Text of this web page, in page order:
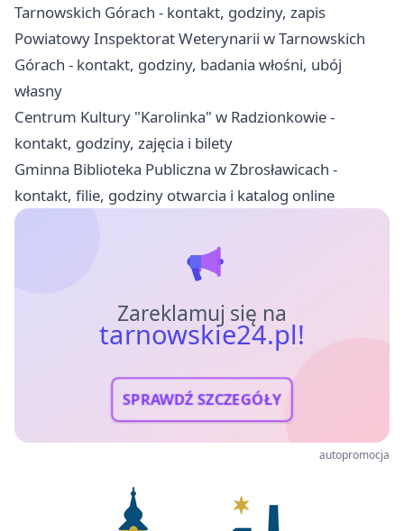
Tarnowskich Górach - kontakt, godziny, zapis
Powiatowy Inspektorat Weterynarii w Tarnowskich
Górach - kontakt, godziny, badania włośni, ubój
własny
Centrum Kultury "Karolinka" w Radzionkowie -
kontakt, godziny, zajęcia i bilety
Gminna Biblioteka Publiczna w Zbrosławicach -
kontakt, filie, godziny otwarcia i katalog online
Zareklamuj się na
tarnowskie24.pl!
SPRAWDŹ SZCZEGÓŁY
autopromocja